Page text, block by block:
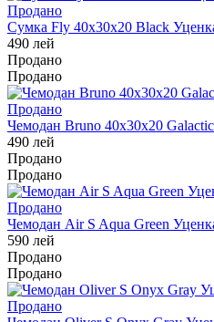
Продано
Сумка Fly 40x30x20 Black
490 лей
Продано
Продано
Продано
Чемодан Bruno 40x30x20
490 лей
Продано
Продано
Продано
Чемодан Air S Aqua Green
590 лей
Продано
Продано
Продано